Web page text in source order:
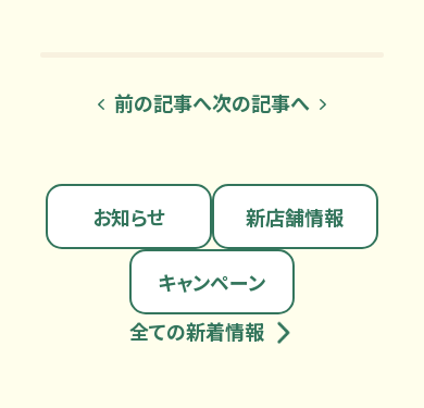
前の記事へ次の記事へ
お知らせ 新店舗情報
キャンペーン
全ての新着情報